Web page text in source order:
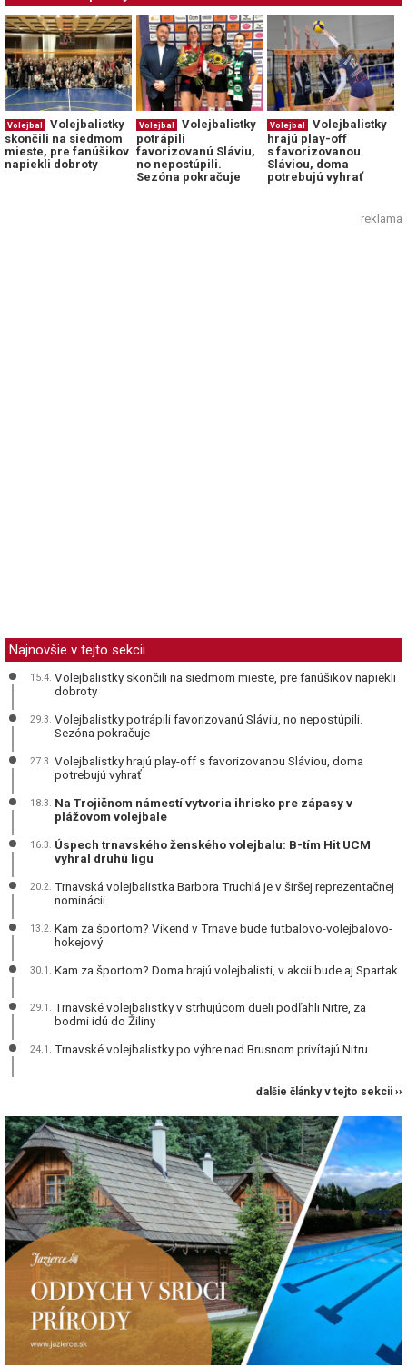
Volejbal
Volejbalistky
skončili na siedmom
mieste, pre fanúšikov
napiekli dobroty
Volejbal
Volejbalistky
potrápili
favorizovanú Sláviu,
no nepostúpili.
Sezóna pokračuje
Volejbal
Volejbalistky
hrajú play-off
s favorizovanou
Sláviou, doma
potrebujú vyhrať
reklama
Najnovšie v tejto sekcii
15.4. Volejbalistky skončili na siedmom mieste, pre fanúšikov napiekli
dobroty
29.3. Volejbalistky potrápili favorizovanú Sláviu, no nepostúpili.
Sezóna pokračuje
27.3. Volejbalistky hrajú play-off s favorizovanou Sláviou, doma
potrebujú vyhrať
18.3. Na Trojičnom námestí vytvoria ihrisko pre zápasy v
plážovom volejbale
16.3. Úspech trnavského ženského volejbalu: B-tím Hit UCM
vyhral druhú ligu
20.2. Trnavská volejbalistka Barbora Truchlá je v širšej reprezentačnej
nominácii
13.2. Kam za športom? Víkend v Trnave bude futbalovo-volejbalovo-
hokejový
30.1. Kam za športom? Doma hrajú volejbalisti, v akcii bude aj Spartak
29.1. Trnavské volejbalistky v strhujúcom dueli podľahli Nitre, za
bodmi idú do Žiliny
24.1. Trnavské volejbalistky po výhre nad Brusnom privítajú Nitru
ďalšie články v tejto sekcii ››